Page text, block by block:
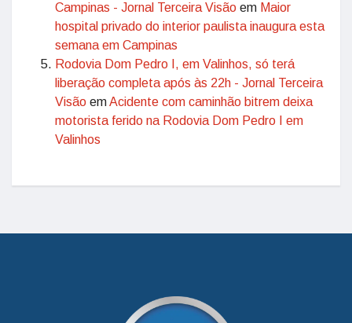
Campinas - Jornal Terceira Visão em Maior
hospital privado do interior paulista inaugura esta
semana em Campinas
Rodovia Dom Pedro I, em Valinhos, só terá
liberação completa após às 22h - Jornal Terceira
Visão emAcidente com caminhão bitrem deixa
motorista ferido na Rodovia Dom Pedro I em
Valinhos